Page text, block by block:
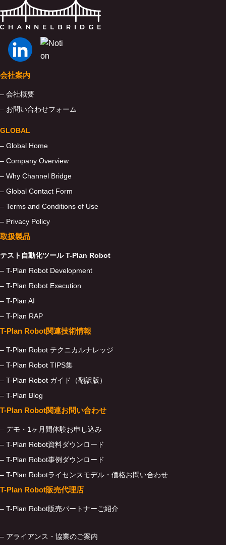
会社案内
– 会社概要
– お問い合わせフォーム
GLOBAL
– Global Home
– Company Overview
– Why Channel Bridge
– Global Contact Form
– Terms and Conditions of Use
– Privacy Policy
取扱製品
テスト自動化ツール T-Plan Robot
– T-Plan Robot Development
– T-Plan Robot Execution
– T-Plan AI
– T-Plan RAP
T-Plan Robot関連技術情報
– T-Plan Robot テクニカルナレッジ
– T-Plan Robot TIPS集
– T-Plan Robot ガイド（翻訳版）
– T-Plan Blog
T-Plan Robot関連お問い合わせ
– デモ・1ヶ月間体験お申し込み
– T-Plan Robot資料ダウンロード
– T-Plan Robot事例ダウンロード
– T-Plan Robotライセンスモデル・価格お問い合わせ
T-Plan Robot販売代理店
– T-Plan Robot販売パートナーご紹介
– アライアンス・協業のご案内